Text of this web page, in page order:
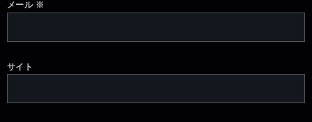
メール ※
サイト